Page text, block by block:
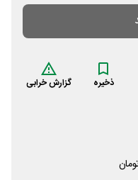
ذخیره گزارش خرابی